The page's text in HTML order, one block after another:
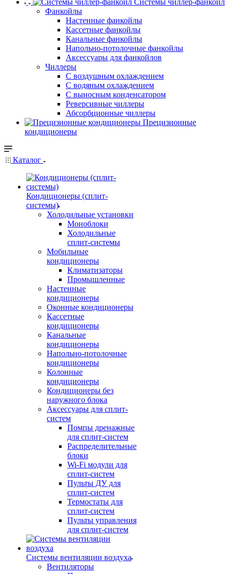
Системы чиллер-фанкойл
Фанкойлы
Настенные фанкойлы
Кассетные фанкойлы
Канальные фанкойлы
Напольно-потолочные фанкойлы
Аксессуары для фанкойлов
Чиллеры
С воздушным охлаждением
С водяным охлаждением
С выносным конденсатором
Реверсивные чиллеры
Абсорбционные чиллеры
Прецизионные
кондиционеры
Каталог
Кондиционеры (сплит-
системы)
Холодильные установки
Моноблоки
Холодильные
сплит-системы
Мобильные
кондиционеры
Климатизаторы
Промышленные
Настенные
кондиционеры
Оконные кондиционеры
Кассетные
кондиционеры
Канальные
кондиционеры
Напольно-потолочные
кондиционеры
Колонные
кондиционеры
Кондиционеры без
наружного блока
Аксессуары для сплит-
систем
Помпы дренажные
для сплит-систем
Распределительные
блоки
Wi-Fi модули для
сплит-систем
Пульты ДУ для
сплит-систем
Термостаты для
сплит-систем
Пульты управления
для сплит-систем
Системы вентиляции воздуха
Вентиляторы